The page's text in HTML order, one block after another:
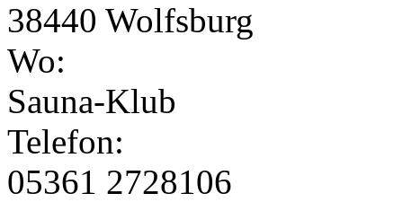
38440 Wolfsburg
Wo:
Sauna-Klub
Telefon:
05361 2728106